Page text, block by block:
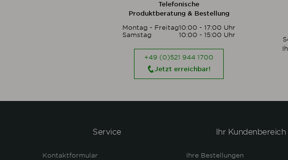
Telefonische
Produktberatung & Bestellung
Montag - Freitag10:00 - 17:00 Uhr
Samstag
10:00 - 15:00 Uhr
+49 (0)521 944 1700
Jetzt erreichbar!
Service
Kontaktformular
Ihr Kundenbereich
Ihre Bestellungen